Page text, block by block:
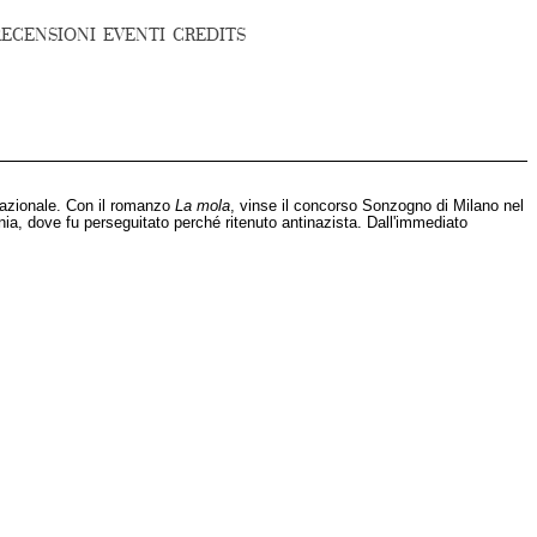
EVENTI CREDITS
Con il romanzo La mola, vinse il concorso Sonzogno di Milano nel
dove fu perseguitato perché ritenuto antinazista. Dall'immediato